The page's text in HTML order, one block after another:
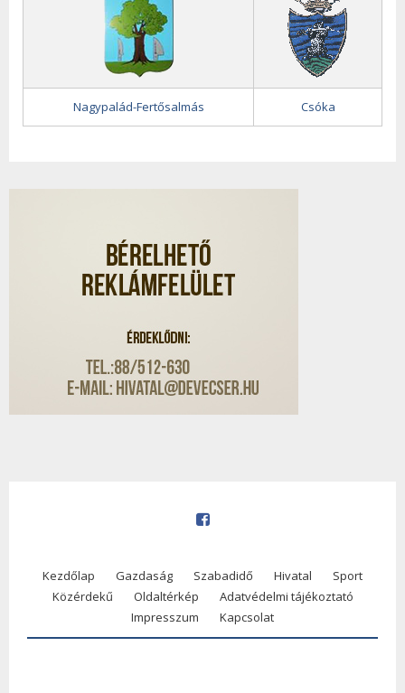
Nagypalád-Fertősalmás Csóka
Kezdőlap Gazdaság Szabadidő Hivatal
Sport
Közérdekű
Oldaltérkép
Adatvédelmi tájékoztató
Impresszum
Kapcsolat